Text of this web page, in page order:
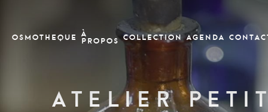
OSMOTHEQUE À
PROPOS COLLECTION Agenda
Atelier